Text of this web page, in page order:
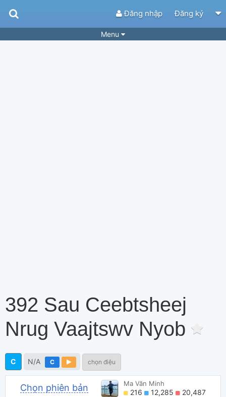
Đăng nhập Đăng ký
Menu
392 Sau Ceebtsheej
Nrug Vaajtswv Nyob
C N/A C chọn điệu
Chọn phiên bản Ma Văn Minh
216 12,285 20,487